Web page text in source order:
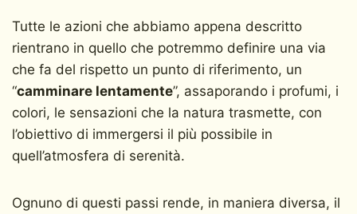
Tutte le azioni che abbiamo appena descritto
rientrano in quello che potremmo definire una via
che fa del rispetto un punto di riferimento, un
“camminare lentamente”, assaporando i profumi, i
colori, le sensazioni che la natura trasmette, con
l’obiettivo di immergersi il più possibile in
quell’atmosfera di serenità.
Ognuno di questi passi rende, in maniera diversa, il